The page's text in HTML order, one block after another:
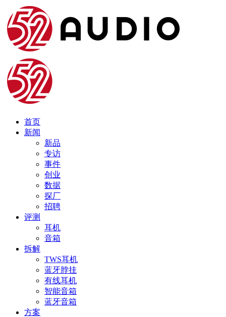
首页
新闻
新品
专访
事件
创业
数据
探厂
招聘
评测
耳机
音箱
拆解
TWS耳机
蓝牙脖挂
有线耳机
智能音箱
蓝牙音箱
方案